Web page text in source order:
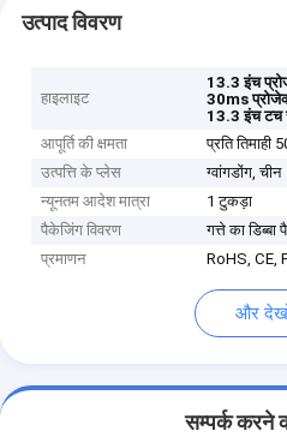
उत्पाद विवरण
हाइलाइट
13.3 इंच
30ms
13.3 इंच टच
आपूर्ति की क्षमता
प्रति तिमाही
उत्पत्ति के प्लेस
ग्वांगडोंग, चीन
न्यूनतम आदेश मात्रा
1 टुकड़ा
पैकेजिंग विवरण
गत्ते का
प्रमाणन
RoHS, CE,
और
सम्पर्क करने